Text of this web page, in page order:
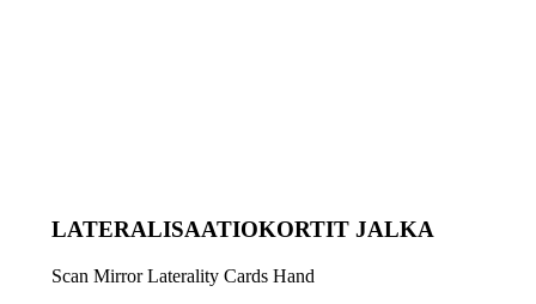
LATERALISAATIOKORTIT JALKA
Scan Mirror Laterality Cards Hand